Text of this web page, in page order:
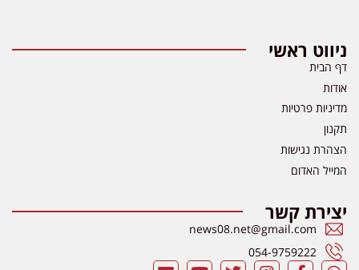
ניווט ראשי
דף הבית
אודות
מדיניות פרטיות
תקנון
הצהרת נגישות
המייל האדום
יצירת קשר
news08.net@gmail.com
054-9759222